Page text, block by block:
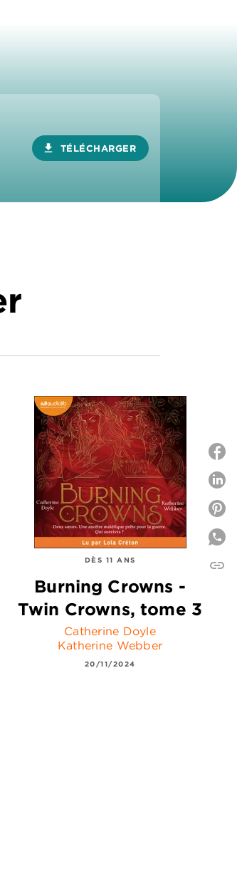
download TÉLÉCHARGER
DÈS 11 ANS
Burning Crowns -
Twin Crowns, tome 3
Catherine Doyle
Katherine Webber
20/11/2024
link